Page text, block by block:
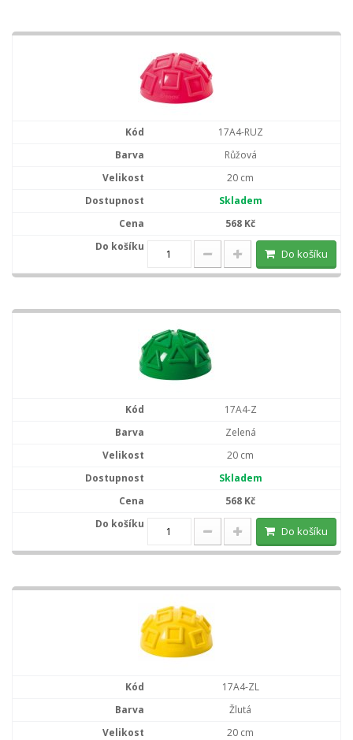
17A4-RUZ
Růžová
20 cm
Skladem
568 Kč
Do košíku
17A4-Z
Zelená
20 cm
Skladem
568 Kč
Do košíku
17A4-ZL
Žlutá
20 cm